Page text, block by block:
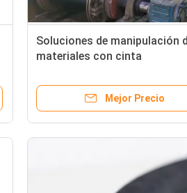
Soluciones de manipulación
materiales con cinta
diseño de paredes laterales
Mejor Precio